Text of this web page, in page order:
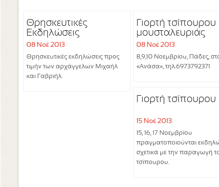
Θρησκευτικές
Εκδηλώσεις
08 Νοέ 2013
Θρησκευτικές εκδηλώσεις προς
τιμήν των αρχάγγελων Μιχαήλ
και Γαβριήλ.
Γιορτή τσίπουρου
μουσταλευριάς
08 Νοέ 2013
8,9,10 Νοεμβρίου, Πάδες,
«Ανάσα», τηλ.6973792371
Γιορτή τσίπουρου
15 Νοέ 2013
15, 16, 17 Νοεμβρίου
πραγματοποιούνται
σχετικά με την παραγωγή
τσίπουρου.